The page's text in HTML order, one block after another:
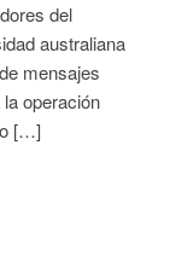
del
australiana
mensajes
operación
[…]